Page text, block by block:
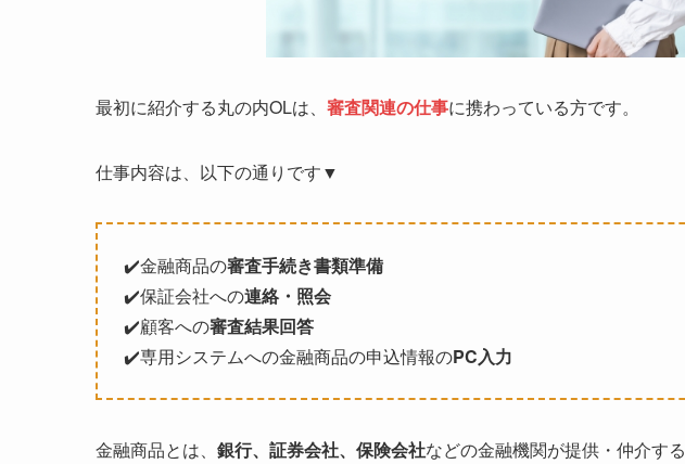
最初に紹介する丸の内OLは、 審査関連の仕事に携わっている方です。
仕事内容は、以下の通りです▼
✔️金融商品の審査手続き書類準備
✔️保証会社への連絡・照会
✔️顧客への審査結果回答
✔️専用システムへの金融商品の申込情報のPC入力
金融商品とは、 銀行、証券会社、保険会社などの金融機関が提供・仲介する